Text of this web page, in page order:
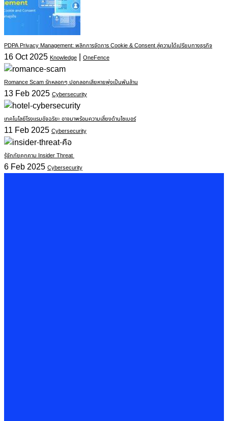
PDPA Privacy Management: พลิกการจัดการ Cookie & Consent สู่ความได้เปรียบทางธุรกิจ
16 Oct 2025 Knowledge | OneFence
Romance Scam รักหลอกๆ ปอกลอกเสียหายพุ่งเป็นพันล้าน
13 Feb 2025 Cybersecurity
เทคโนโลยีโรงแรมอัจฉริยะ อาจมาพร้อมความเสี่ยงด้านไซเบอร์
11 Feb 2025 Cybersecurity
รู้จักภัยคุกคาม Insider Threat
6 Feb 2025 Cybersecurity